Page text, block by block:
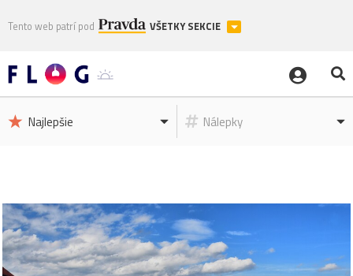
Tento web patrí pod VŠETKY SEKCIE
Najlepšie Nálepky